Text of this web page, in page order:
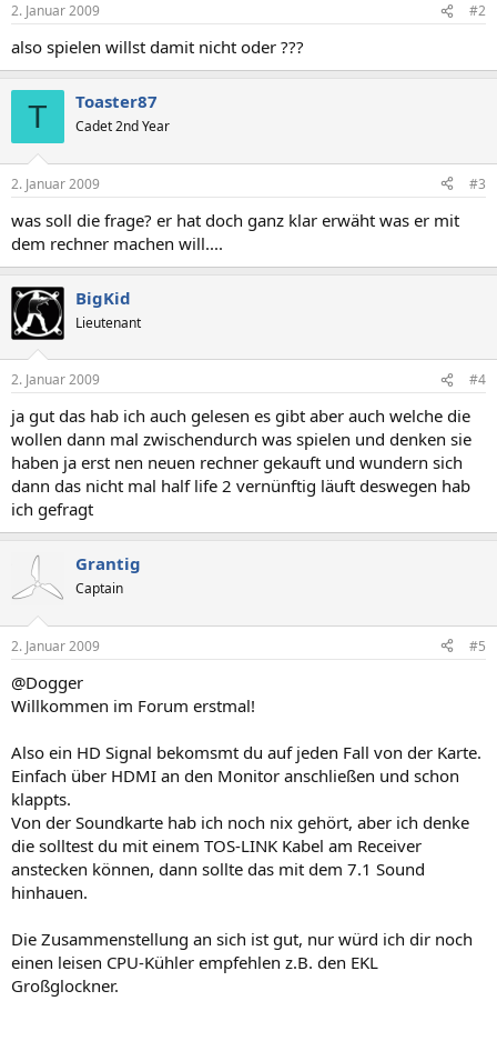
2. Januar 2009 #2
also spielen willst damit nicht oder ???
T Toaster87
Cadet 2nd Year
2. Januar 2009 #3
was soll die frage? er hat doch ganz klar erwäht was er mit
dem rechner machen will....
BigKid
Lieutenant
2. Januar 2009 #4
ja gut das hab ich auch gelesen es gibt aber auch welche die
wollen dann mal zwischendurch was spielen und denken sie
haben ja erst nen neuen rechner gekauft und wundern sich
dann das nicht mal half life 2 vernünftig läuft deswegen hab
ich gefragt
Grantig
Captain
2. Januar 2009 #5
@Dogger
Willkommen im Forum erstmal!
Also ein HD Signal bekomsmt du auf jeden Fall von der Karte.
Einfach über HDMI an den Monitor anschließen und schon
klappts.
Von der Soundkarte hab ich noch nix gehört, aber ich denke
die solltest du mit einem TOS-LINK Kabel am Receiver
anstecken können, dann sollte das mit dem 7.1 Sound
hinhauen.
Die Zusammenstellung an sich ist gut, nur würd ich dir noch
einen leisen CPU-Kühler empfehlen z.B. den EKL
Großglockner.